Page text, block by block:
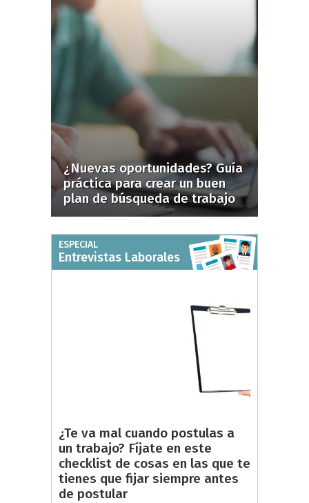
¿Nuevas oportunidades? Guía
práctica para crear un buen
plan de búsqueda de trabajo
ESPECIAL
Entrevistas Laborales
¿Te va mal cuando postulas a
un trabajo? Fíjate en este
checklist de cosas en las que te
tienes que fijar siempre antes
de postular